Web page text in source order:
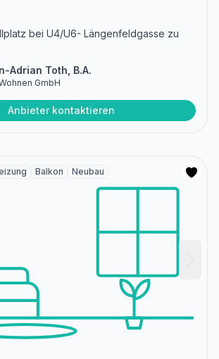
bei U4/U6- Längenfeldgasse zu
Adrian Toth, B.A.
GmbH
Anbieter kontaktieren
Balkon Neubau